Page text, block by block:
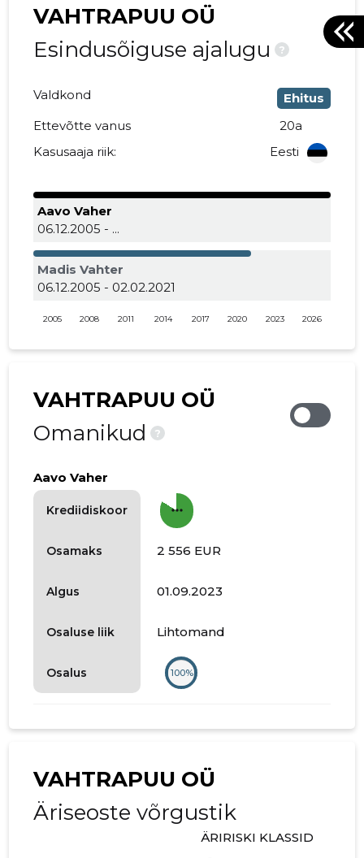
VAHTRAPUU OÜ
Esindusõiguse ajalugu
?
Valdkond
Ehitus
Ettevõtte vanus
20a
Kasusaaja riik:
Eesti
Aavo Vaher
06.12.2005 - ...
Madis Vahter
06.12.2005 - 02.02.2021
2005 2008 2011 2014 2017 2020 2023 2026
VAHTRAPUU OÜ
Omanikud
?
Krediidiskoor
Osamaks
Algus
Osaluse liik
Osalus
Aavo Vaher
more_horiz
2 556 EUR
01.09.2023
Lihtomand
100%
VAHTRAPUU OÜ
Äriseoste võrgustik
ÄRIRISKI KLASSID